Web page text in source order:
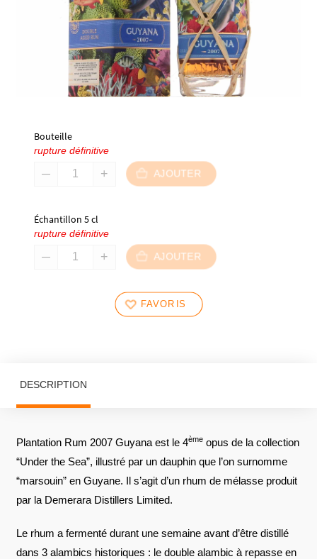
Bouteille
rupture définitive
AJOUTER
Échantillon 5 cl
rupture définitive
AJOUTER
FAVORIS
DESCRIPTION
Plantation Rum 2007 Guyana est le 4èmeopus de la collection
“Under the Sea”, illustré par un dauphin que l’on surnomme
“marsouin” en Guyane. Il s’agit d’un rhum de mélasse produit
par la Demerara Distillers Limited.
Le rhum a fermenté durant une semaine avant d’être distillé
dans 3 alambics historiques : le double alambic à repasse en